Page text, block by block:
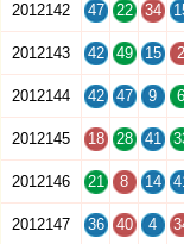
2012142 47 22 34
2012143 42 49 15 2
2012144 42 47 9 6
2012145 18 28 41
2012146 21 8 14
2012147 36 40 4